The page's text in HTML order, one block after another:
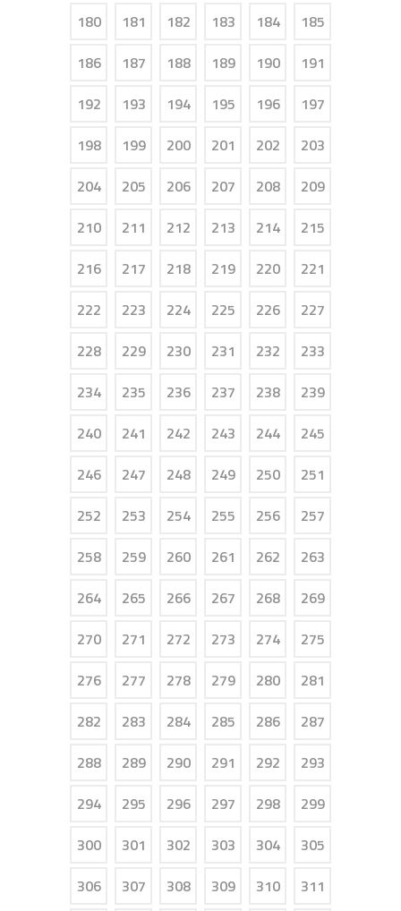
180
181 182 183 184
185
186
187 188 189 190
191
192
193 194 195 196
197
198
199 200 201 202
203
204
205 206 207 208
209
210
211 212 213 214
215
216
217 218 219 220
221
222
223 224 225 226
227
228
229 230 231 232
233
234
235 236 237 238
239
240
241 242 243 244
245
246
247 248 249 250
251
252
253 254 255 256
257
258
259 260 261 262
263
264
265 266 267 268
269
270
271 272 273 274
275
276
277 278 279 280
281
282
283 284 285 286
287
288
289 290 291 292
293
294
295 296 297 298
299
300
301 302 303 304
305
306
307 308 309 310
311